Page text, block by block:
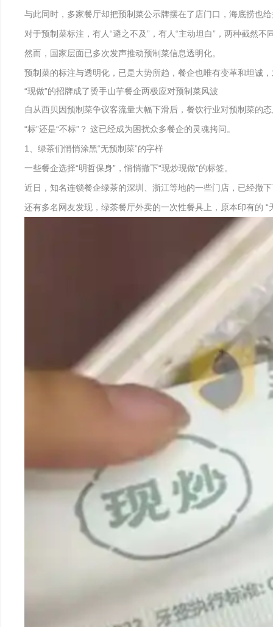
与此同时，多家餐厅却把预制菜公示牌摆在了店门口，海底捞也
对于预制菜标注，有人“避之不及”，有人“主动坦白”，两种截然
然而，国家层面已多次发声推动预制菜信息透明化。
预制菜的标注与透明化，已是大势所趋，餐企也唯有变革和坦诚
“现做”的招牌成了烫手山芋餐企两极应对预制菜风波
自从西贝因预制菜争议客流量大幅下滑后，餐饮行业对预制菜的
“标”还是“不标”？ 这已经成为困扰众多餐企的灵魂拷问。
1、绿茶们悄悄涂黑“无预制菜”的字样
一些餐企选择“明哲保身”，悄悄撤下“现炒现做”的标签。
近日，知名连锁餐企绿茶的深圳、浙江等地的一些门店，已经撤
还有多名网友发现，绿茶餐厅外卖的一次性餐具上，原本印有的 “